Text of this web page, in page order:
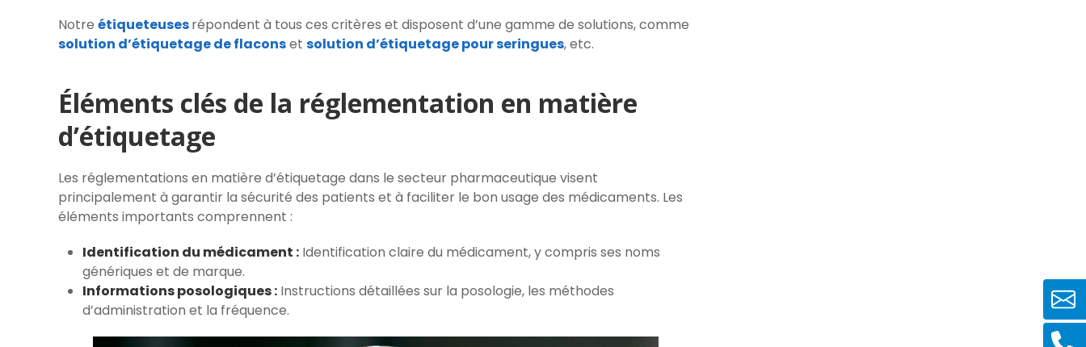
Notre étiqueteusesrépondent à tous ces critères et disposent d’une gamme de solutions, comme
solution d’étiquetage de flaconset solution d’étiquetage pour seringues, etc.
Éléments clés de la réglementation en matière
d’étiquetage
Les réglementations en matière d’étiquetage dans le secteur pharmaceutique visent
principalement à garantir la sécurité des patients et à faciliter le bon usage des médicaments. Les
éléments importants comprennent :
Identification du médicament : Identification claire du médicament, y compris ses noms
génériques et de marque.
Informations posologiques : Instructions détaillées sur la posologie, les méthodes
d’administration et la fréquence.